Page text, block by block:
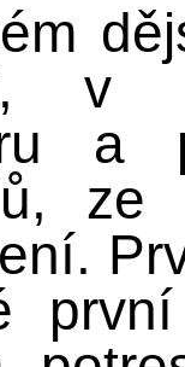
v
a
ze